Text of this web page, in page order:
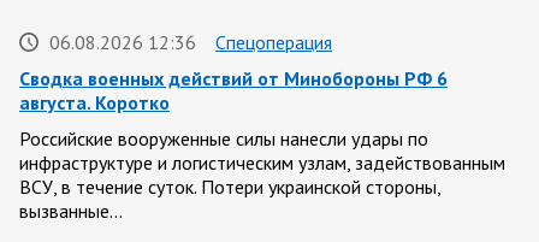
06.08.2026 12:36
Спецоперация
Сводка военных действий от Минобороны РФ 6
августа. Коротко
Российские вооруженные силы нанесли удары по
инфраструктуре и логистическим узлам, задействованным
ВСУ, в течение суток. Потери украинской стороны,
вызванные…